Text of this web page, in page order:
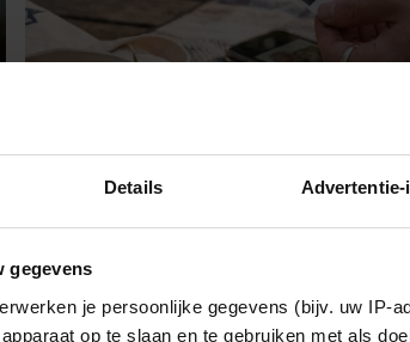
Details
gegevens
je persoonlijke gegevens (bijv. uw IP-
op te slaan en te gebruiken met als
VRIENDIN
HEB JE JE FAVORIETE
FOTO’S BINNEN ÉÉN
Staat jouw telefoon ook vol met